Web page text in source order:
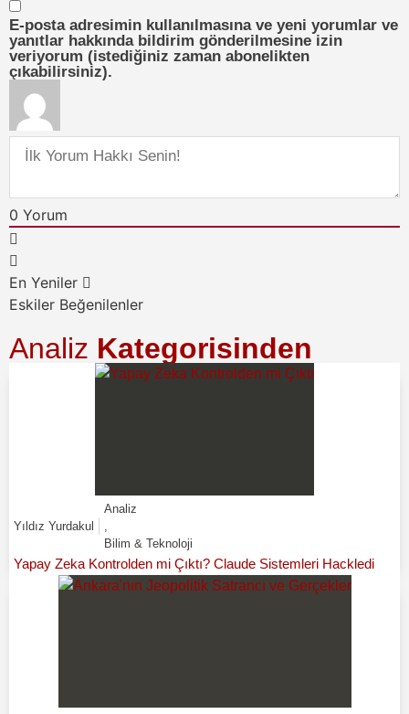
E-posta adresimin kullanılmasına ve yeni yorumlar ve
yanıtlar hakkında bildirim gönderilmesine izin
veriyorum (istediğiniz zaman abonelikten
çıkabilirsiniz).
0 Yorum
En Yeniler
Eskiler Beğenilenler
Analiz Kategorisinden
Yıldız Yurdakul
Analiz
,
Bilim & Teknoloji
Yapay Zeka Kontrolden mi Çıktı? Claude Sistemleri Hackledi